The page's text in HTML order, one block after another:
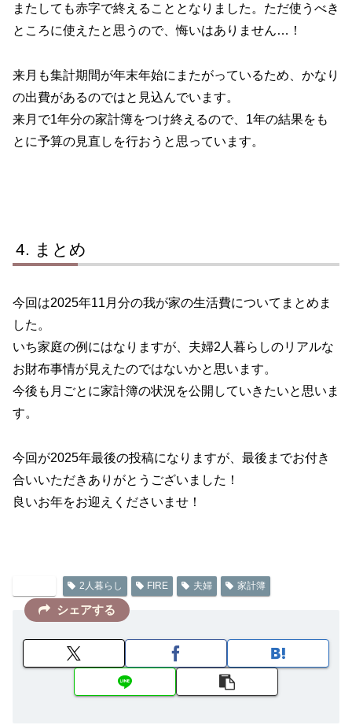
またしても赤字で終えることとなりました。ただ使うべき
ところに使えたと思うので、悔いはありません…！
来月も集計期間が年末年始にまたがっているため、かなり
の出費があるのではと見込んでいます。
来月で1年分の家計簿をつけ終えるので、1年の結果をも
とに予算の見直しを行おうと思っています。
まとめ
今回は2025年11月分の我が家の生活費についてまとめま
した。
いち家庭の例にはなりますが、夫婦2人暮らしのリアルな
お財布事情が見えたのではないかと思います。
今後も月ごとに家計簿の状況を公開していきたいと思いま
す。
今回が2025年最後の投稿になりますが、最後までお付き
合いいただきありがとうございました！
良いお年をお迎えくださいませ！
2人暮らし FIRE 夫婦 家計簿
シェアする